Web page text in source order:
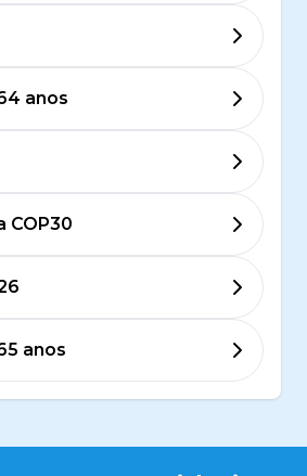
anos
COP30
anos